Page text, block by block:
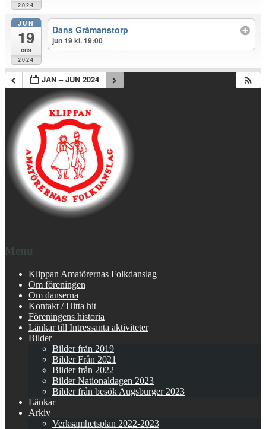
2024
JUN
19
ons
2024
Dans Gråmanstorp
jun 19 kl. 19:00
JAN – JUN 2024
Menu
Klippan Amatörernas Folkdanslag
Om föreningen
Om danserna
Kontakt / Hitta hit
Föreningens historia
Länkar till Intressanta aktiviteter
Bilder
Bilder från 2019
Bilder Från 2021
Bilder från 2022
Bilder Nationaldagen 2023
Bilder från besök Augsburger 2023
Länkar
Arkiv
Verksamhetsplan 2022-2023